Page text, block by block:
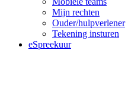
Mijn rechten
Ouder/hulpverlener
Tekening insturen
eSpreekuur